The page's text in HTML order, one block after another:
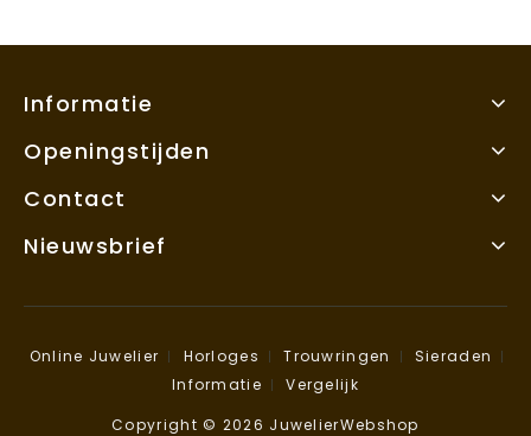
Informatie
Openingstijden
Contact
Nieuwsbrief
Online Juwelier Horloges Trouwringen
Sieraden
Informatie
Vergelijk
Copyright © 2026 JuwelierWebshop